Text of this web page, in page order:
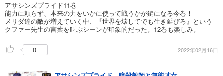
アサシンズプライド11巻
能力に頼らず、本来の力をいかに使って戦うかが鍵になる今巻！
メリダ達の敵が増えていく中、『世界を壊してでも生き延びろ』という
クファー先生の言葉を叫ぶシーンが印象的だった。12巻も楽しみ。
0 2022年02月16日